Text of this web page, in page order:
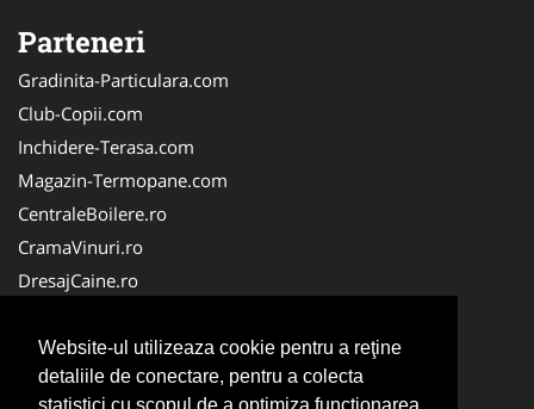
Website-ul utilizeaza cookie pentru a reţine
detaliile de conectare, pentru a colecta
Parteneri
Gradinita-Particulara.com
Club-Copii.com
Inchidere-Terasa.com
Magazin-Termopane.com
CentraleBoilere.ro
CramaVinuri.ro
DresajCaine.ro
Alpinist-Utilitar.com
Birouri-Cadastru.ro